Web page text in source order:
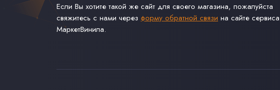
Если Вы хотите такой же сайт для своего магазина, пожалуйста
свяжитесь с нами через форму обратной связи на сайте сервиса
МаркетВинила.